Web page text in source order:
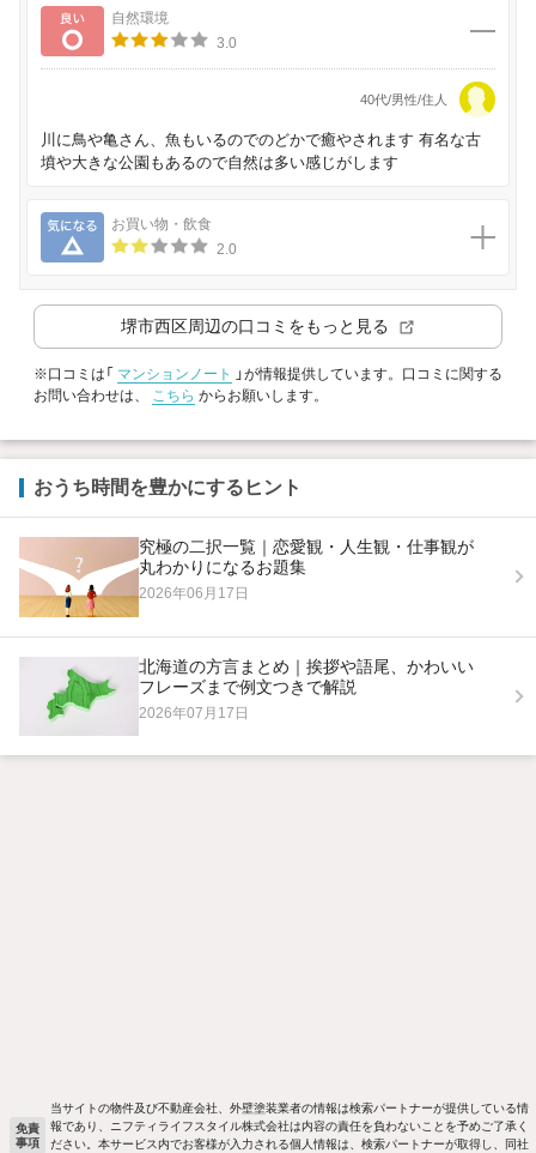
良い
自然環境
3.0
40代/男性/住人
川に鳥や亀さん、魚もいるのでのどかで癒やされます 有名な古
墳や大きな公園もあるので自然は多い感じがします
気になる
お買い物・飲食
2.0
堺市西区周辺の口コミをもっと見る
※口コミは「 マンションノート
」が情報提供しています。口コミに関する
お問い合わせは、 こちら からお願いします。
おうち時間を豊かにするヒント
究極の二択一覧｜恋愛観・人生観・仕事観が
丸わかりになるお題集
2026年06月17日
北海道の方言まとめ｜挨拶や語尾、かわいい
フレーズまで例文つきで解説
2026年07月17日
免責
事項
当サイトの物件及び不動産会社、外壁塗装業者の情報は検索パートナーが提供している情
報であり、ニフティライフスタイル株式会社は内容の責任を負わないことを予めご了承く
ださい。本サービス内でお客様が入力される個人情報は、検索パートナーが取得し、同社